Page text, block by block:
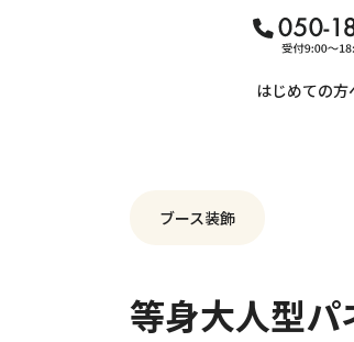
はじめての方
ブース装飾
等身大人型パ